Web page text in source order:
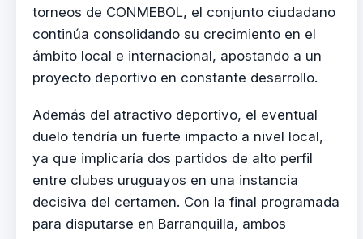
torneos de CONMEBOL, el conjunto ciudadano
continúa consolidando su crecimiento en el
ámbito local e internacional, apostando a un
proyecto deportivo en constante desarrollo.
Además del atractivo deportivo, el eventual
duelo tendría un fuerte impacto a nivel local,
ya que implicaría dos partidos de alto perfil
entre clubes uruguayos en una instancia
decisiva del certamen. Con la final programada
para disputarse en Barranquilla, ambos